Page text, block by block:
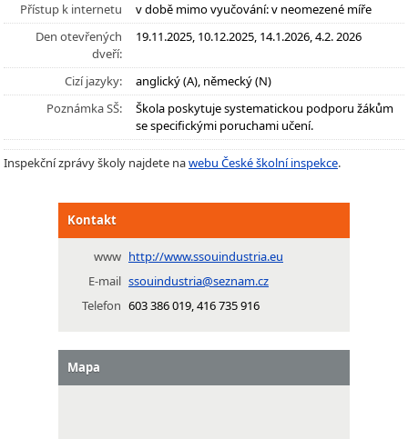
Přístup k internetu
v době mimo vyučování: v neomezené míře
Den otevřených
dveří:
19.11.2025, 10.12.2025, 14.1.2026, 4.2. 2026
Cizí jazyky:
anglický (A), německý (N)
Poznámka SŠ:
Škola poskytuje systematickou podporu žákům
se specifickými poruchami učení.
Inspekční zprávy školy najdete nawebu České školní inspekce.
Kontakt
www http://www.ssouindustria.eu
E-mail ssouindustria@seznam.cz
Telefon 603 386 019, 416 735 916
Mapa